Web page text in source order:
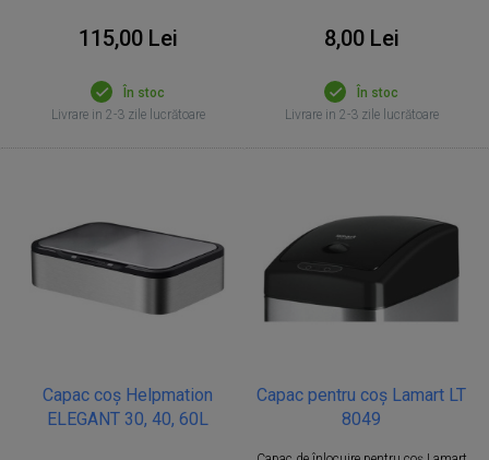
115,00 Lei
În stoc
Livrare in 2-3 zile lucrătoare
8,00 Lei
În stoc
Livrare in 2-3 zile lucrătoare
Capac coș Helpmation
ELEGANT 30, 40, 60L
Capac pentru coș Lamart LT
8049